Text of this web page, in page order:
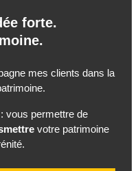
forte.
mes clients dans la
vous permettre de
votre patrimoine